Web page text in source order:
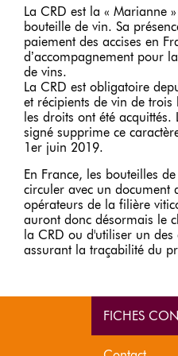
La CRD est la « Marianne
bouteille de vin. Sa
paiement des accises en
d’accompagnement pour
de vins.
La CRD est obligatoire
et récipients de vin de
les droits ont été acquittés.
signé supprime ce
1er juin 2019.
En France, les bouteilles
circuler avec un document
opérateurs de la filière
auront donc désormais le
la CRD ou d'utiliser un
assurant la traçabilité du
FICHES